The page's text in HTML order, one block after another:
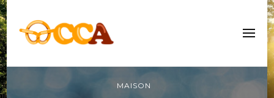
Centre Culturel Alsacien
MAISON